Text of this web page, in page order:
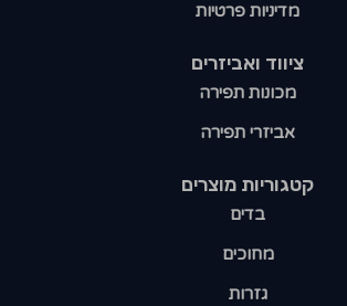
קטגוריות מוצרים​
בדים
מחוכים
גזרות
ציווד ואביזרים
מכונות תפירה
אביזרי תפירה
מדיניות פרטיות